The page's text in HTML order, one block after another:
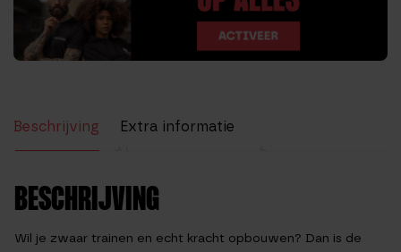
Beschrijving
Extra informatie
BESCHRIJVING
Wil je zwaar trainen en echt kracht opbouwen? Dan is de